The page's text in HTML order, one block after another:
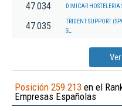
47.034 DIMICAR HOSTELERIA
47.035
TRIDENT SUPPORT
SL.
Posición 259.213 en el
Empresas Españolas